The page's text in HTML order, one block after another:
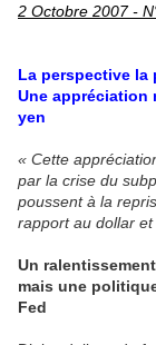
2 Octobre 2007 -
La perspective la
Une appréciation
yen
« Cette
par la crise du
poussent à la
rapport au dollar
Un
mais une
Fed